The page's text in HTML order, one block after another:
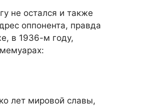
не остался и также
оппонента, правда
в 1936-м году,
лет мировой славы,